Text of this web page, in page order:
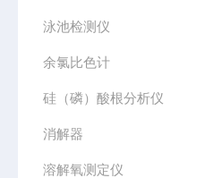
泳池检测仪
余氯比色计
硅（磷）酸根分析仪
消解器
溶解氧测定仪